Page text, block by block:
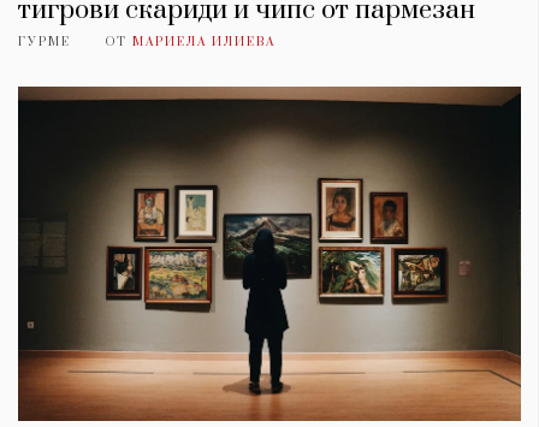
тигрови скариди и чипс от пармезан
ГУРМЕ ОТ МАРИЕЛА ИЛИЕВА